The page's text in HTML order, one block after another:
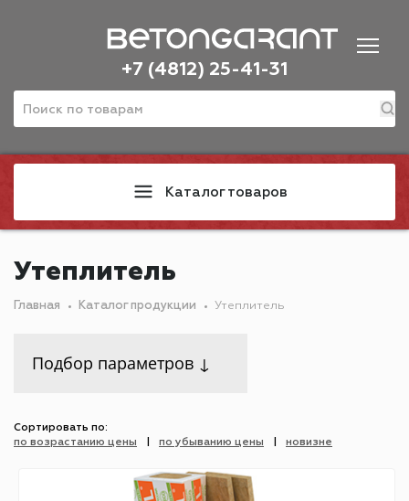
+7 (4812) 25-41-31
Каталог товаров
Утеплитель
Главная Каталог продукции Утеплитель
Подбор параметров
Сортировать по:
по возрастанию цены
по убыванию цены новизне